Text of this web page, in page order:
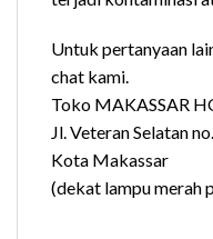
Untuk pertanyaan
chat kami.
Toko MAKASSAR
Jl. Veteran Selatan
Kota Makassar
(dekat lampu merah